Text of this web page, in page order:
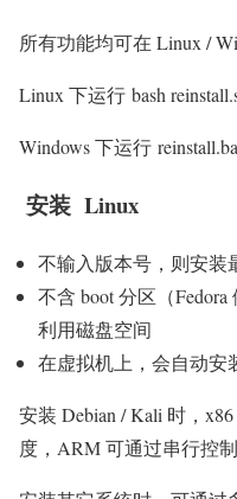
所有功能均可在 Linux /
Linux 下运行 bash
Windows 下运行
安装 Linux
不输入版本号，则安装
不含 boot 分区（
利用磁盘空间
在虚拟机上，会自动安
安装 Debian / Kali 时，
度，ARM 可通过串行控